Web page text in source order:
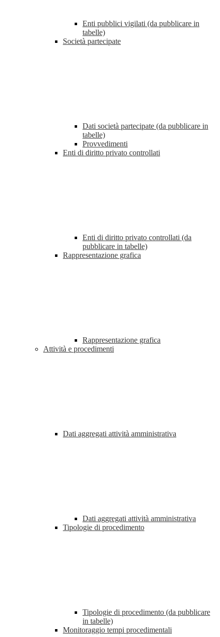
Enti pubblici vigilati (da pubblicare in
tabelle)
Società partecipate
Dati società partecipate (da pubblicare in
tabelle)
Provvedimenti
Enti di diritto privato controllati
Enti di diritto privato controllati (da
pubblicare in tabelle)
Rappresentazione grafica
Rappresentazione grafica
Attività e procedimenti
Dati aggregati attività amministrativa
Dati aggregati attività amministrativa
Tipologie di procedimento
Tipologie di procedimento (da pubblicare
in tabelle)
Monitoraggio tempi procedimentali